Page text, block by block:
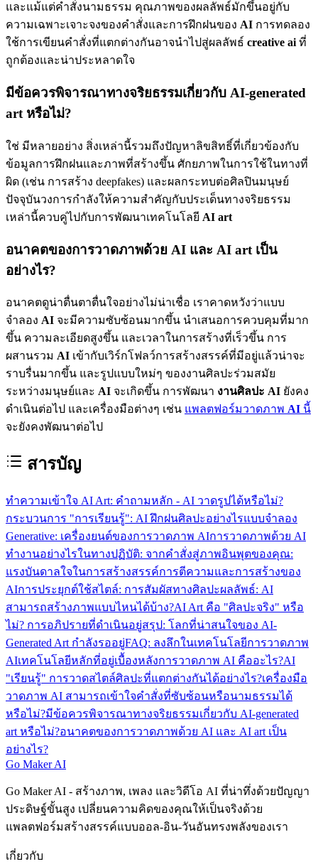
และแม้แต่คำสั่งนามธรรม คุณภาพของผลลัพธ์มักขึ้นอยู่กับ
ความเฉพาะเจาะจงของคำสั่งและการฝึกฝนของ AI การทดลอง
ใช้การเขียนคำสั่งที่แตกต่างกันอาจนำไปสู่ผลลัพธ์ creative ai ที่
ถูกต้องและน่าประหลาดใจ
มีข้อควรพิจารณาทางจริยธรรมเกี่ยวกับ AI-generated
art หรือไม่?
ใช่ มีหลายอย่าง สิ่งเหล่านี้รวมถึงปัญหาลิขสิทธิ์ที่เกี่ยวข้องกับ
ข้อมูลการฝึกฝนและภาพที่สร้างขึ้น ศักยภาพในการใช้ในทางที่
ผิด (เช่น การสร้าง deepfakes) และผลกระทบต่อศิลปินมนุษย์
ปัจจุบันวงการกำลังให้ความสำคัญกับประเด็นทางจริยธรรม
เหล่านี้ควบคู่ไปกับการพัฒนาเทคโนโลยี AI art
อนาคตของการวาดภาพด้วย AI และ AI art เป็น
อย่างไร?
อนาคตดูน่าตื่นตาตื่นใจอย่างไม่น่าเชื่อ เราคาดหวังว่าแบบ
จำลอง AI จะมีความซับซ้อนมากขึ้น นำเสนอการควบคุมที่มาก
ขึ้น ความละเอียดสูงขึ้น และเวลาในการสร้างที่เร็วขึ้น การ
ผสานรวม AI เข้ากับเวิร์กโฟลว์การสร้างสรรค์ที่มีอยู่แล้วน่าจะ
ราบรื่นมากขึ้น และรูปแบบใหม่ๆ ของงานศิลปะร่วมสมัย
ระหว่างมนุษย์และ AI จะเกิดขึ้น การพัฒนา งานศิลปะ AI ยังคง
ดำเนินต่อไป และเครื่องมือต่างๆ เช่น แพลตฟอร์มวาดภาพ AI นี้
จะยังคงพัฒนาต่อไป
สารบัญ
ทำความเข้าใจ AI Art: คำถามหลัก - AI วาดรูปได้หรือไม่?
กระบวนการ "การเรียนรู้": AI ฝึกฝนศิลปะอย่างไรแบบจำลอง
Generative: เครื่องยนต์ของการวาดภาพ AIการวาดภาพด้วย AI
ทำงานอย่างไรในทางปฏิบัติ: จากคำสั่งสู่ภาพอินพุตของคุณ:
แรงบันดาลใจในการสร้างสรรค์การตีความและการสร้างของ
AIการประยุกต์ใช้สไตล์: การสัมผัสทางศิลปะผลลัพธ์: AI
สามารถสร้างภาพแบบไหนได้บ้าง?AI Art คือ "ศิลปะจริง" หรือ
ไม่? การอภิปรายที่ดำเนินอยู่สรุป: โลกที่น่าสนใจของ AI-
Generated Art กำลังรออยู่FAQ: ลงลึกในเทคโนโลยีการวาดภาพ
AIเทคโนโลยีหลักที่อยู่เบื้องหลังการวาดภาพ AI คืออะไร?AI
"เรียนรู้" การวาดสไตล์ศิลปะที่แตกต่างกันได้อย่างไร?เครื่องมือ
วาดภาพ AI สามารถเข้าใจคำสั่งที่ซับซ้อนหรือนามธรรมได้
หรือไม่?มีข้อควรพิจารณาทางจริยธรรมเกี่ยวกับ AI-generated
art หรือไม่?อนาคตของการวาดภาพด้วย AI และ AI art เป็น
อย่างไร?
Go Maker AI
Go Maker AI - สร้างภาพ, เพลง และวิดีโอ AI ที่น่าทึ่งด้วยปัญญา
ประดิษฐ์ขั้นสูง เปลี่ยนความคิดของคุณให้เป็นจริงด้วย
แพลตฟอร์มสร้างสรรค์แบบออล-อิน-วันอันทรงพลังของเรา
เกี่ยวกับ